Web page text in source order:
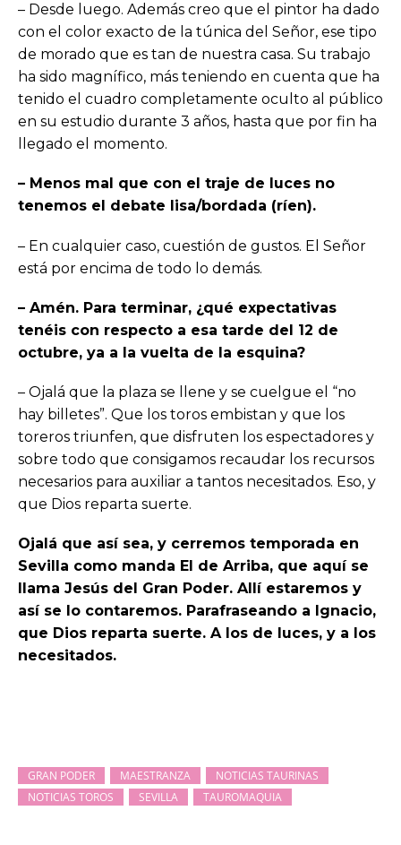
– Desde luego. Además creo que el pintor ha dado
con el color exacto de la túnica del Señor, ese tipo
de morado que es tan de nuestra casa. Su trabajo
ha sido magnífico, más teniendo en cuenta que ha
tenido el cuadro completamente oculto al público
en su estudio durante 3 años, hasta que por fin ha
llegado el momento.
– Menos mal que con el traje de luces no
tenemos el debate lisa/bordada (ríen).
– En cualquier caso, cuestión de gustos. El Señor
está por encima de todo lo demás.
– Amén. Para terminar, ¿qué expectativas
tenéis con respecto a esa tarde del 12 de
octubre, ya a la vuelta de la esquina?
– Ojalá que la plaza se llene y se cuelgue el “no
hay billetes”. Que los toros embistan y que los
toreros triunfen, que disfruten los espectadores y
sobre todo que consigamos recaudar los recursos
necesarios para auxiliar a tantos necesitados. Eso, y
que Dios reparta suerte.
Ojalá que así sea, y cerremos temporada en
Sevilla como manda El de Arriba, que aquí se
llama Jesús del Gran Poder. Allí estaremos y
así se lo contaremos. Parafraseando a Ignacio,
que Dios reparta suerte. A los de luces, y a los
necesitados.
GRAN PODER MAESTRANZA
NOTICIAS TAURINAS
NOTICIAS TOROS
SEVILLA TAUROMAQUIA